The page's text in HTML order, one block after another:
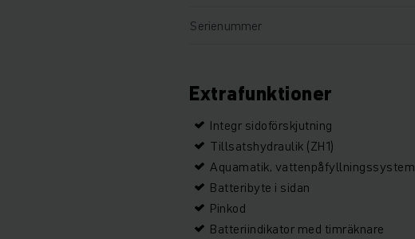
Serienummer
Extrafunktioner
Integr sidoförskjutning
Tillsatshydraulik (ZH1)
Aquamatik, vattenpåfyllningssystem
Batteribyte i sidan
Pinkod
Batteriindikator med timräknare